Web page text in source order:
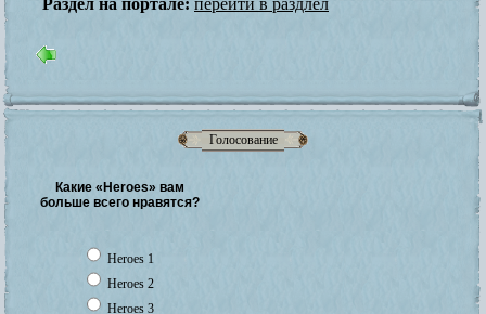
Голосование
Какие «Heroes» вам
больше всего нравятся?
Heroes 1
Heroes 2
Heroes 3